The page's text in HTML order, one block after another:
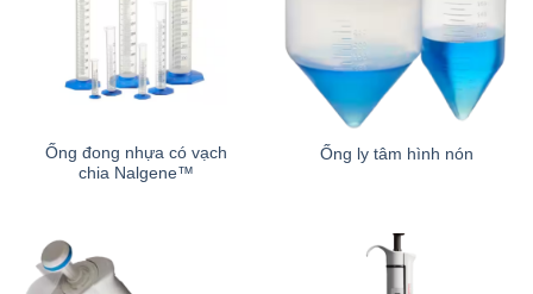
Ống đong nhựa có vạch
chia Nalgene™
Ống ly tâm hình nón